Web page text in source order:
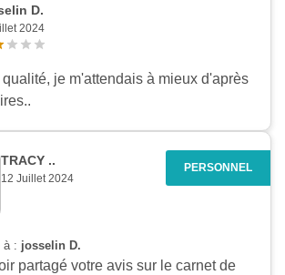
D.
2024
je m'attendais à mieux d'après
TRACY ..
12 Juillet 2024
à : josselin D.
partagé votre avis sur le carnet de